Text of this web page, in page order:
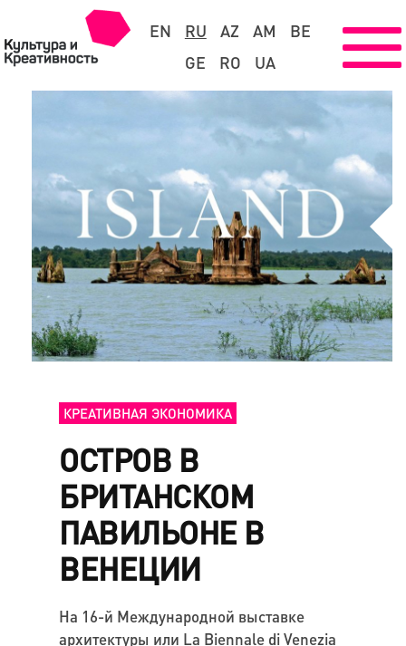
EN RU AZ AM
BE
GE
RO UA
КРЕАТИВНАЯ ЭКОНОМИКА
ОСТРОВ В
БРИТАНСКОМ
ПАВИЛЬОНЕ В
ВЕНЕЦИИ
На 16-й Международной выставке
архитектуры или La Biennale di Venezia